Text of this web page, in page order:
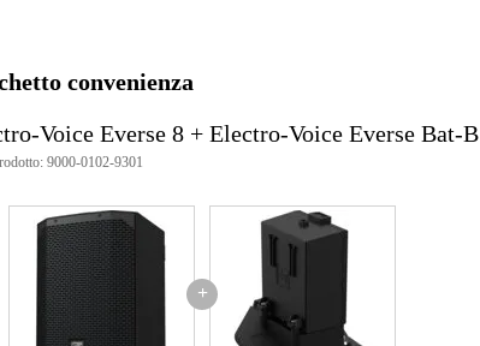
convenienza
Voice Everse 8 + Electro-Voice Everse Bat-B
9000-0102-9301
+